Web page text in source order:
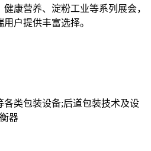
康营养、淀粉工业等系列展会，
户提供丰富选择。
类包装设备;后道包装技术及设
器